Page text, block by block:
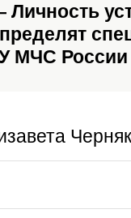
Личность
МЧС России